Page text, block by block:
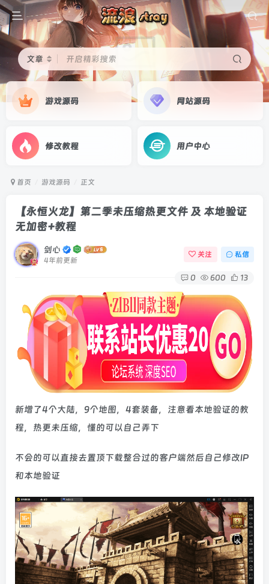
文章 开启精彩搜索
游戏源码 网站源码
修改教程 用户中心
首页 游戏源码 正文
【永恒火龙】第二季未压缩热更文件 及 本地验证
无加密+教程
剑心
4年前更新
关注 私信
0 600 13
新增了4个大陆，9个地图，4套装备，注意看本地验证的教
程，热更未压缩，懂的可以自己弄下
不会的可以直接去置顶下载整合过的客户端然后自己修改IP
和本地验证